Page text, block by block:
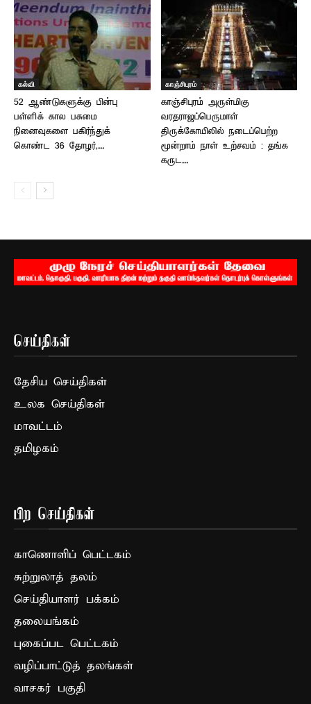
கல்வி
52 ஆண்டுகளுக்கு பின்பு
பள்ளிக் கால பசுமை
நினைவுகளை பகிர்ந்துக்
கொண்ட 36 தோழர்,...
காஞ்சிபுரம்
காஞ்சிபுரம் அருள்மிகு
வரதராஜப்பெருமாள்
திருக்கோயிலில் நடைப்பெற்ற
மூன்றாம் நாள் உற்சவம் : தங்க
கருட...
செய்திகள்
தேசிய செய்திகள்
உலக செய்திகள்
மாவட்டம்
தமிழகம்
பிற செய்திகள்
காணொளிப் பெட்டகம்
சுற்றுலாத் தலம்
செய்தியாளர் பக்கம்
தலையங்கம்
புகைப்பட பெட்டகம்
வழிப்பாட்டுத் தலங்கள்
வாசகர் பகுதி